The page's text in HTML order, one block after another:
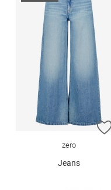
zero
Jeans